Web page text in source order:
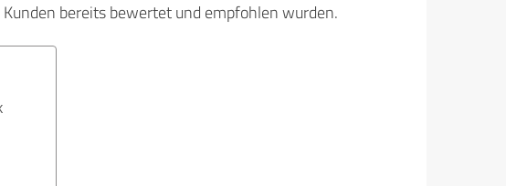
bereits bewertet und empfohlen wurden.